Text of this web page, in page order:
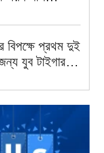
বিপক্ষে প্রথম দুই
যুব টাইগার
দায়িত্বে আলিন